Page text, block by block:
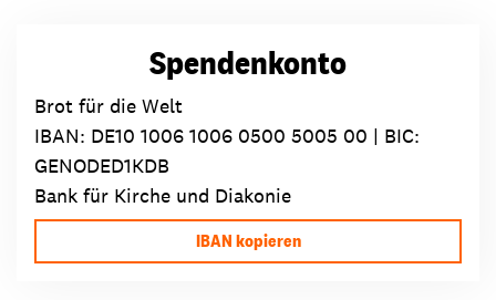
Spendenkonto
Brot für die Welt
IBAN: DE10 1006 1006 0500 5005 00 | BIC:
GENODED1KDB
Bank für Kirche und Diakonie
IBAN kopieren